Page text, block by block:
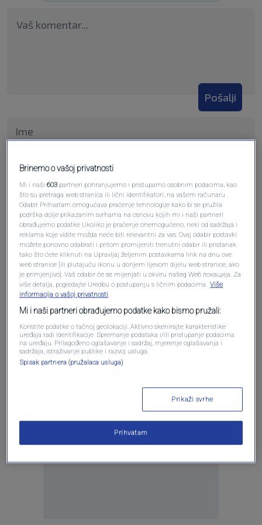
Pošalji
Pošalji komentar
Oglas
Brinemo o vašoj privatnosti
Mi i naši603 partneri pohranjujemo i pristupamo osobnim podacima, kao
što su pretraga web stranica ili lični identifikatori, na vašem računaru .
Odabir Prihvatam omogućava praćenje tehnologije kako bi se pružila
podrška dolje prikazanim svrhama na osnovu kojih mi i naši partneri
obrađujemo podatke Ukoliko je praćenje onemogućeno, neki od sadržaja i
reklama koje vidite možda neće biti relevantni za vas. Ovaj odabir postavki
možete ponovno odabrati i pritom promijeniti trenutni odabir ili pristanak
tako što ćete kliknuti na Upravljaj željenim postavkama link na dnu ove
web stranice [ili plutajuću ikonu u donjem lijevom dijelu web stranice, ako
je primjenjivo]. Vaš odabir će se mijenjati u okviru našeg Wеб локација. Za
više detalja, pogledajte Uredbu o postupanju s ličnim podacima. Više
informacija o vašoj privatnosti
Mi i naši partneri obrađujemo podatke kako bismo pružali:
Koristite podatke o tačnoj geolokaciji. Aktivno skenirajte karakteristike
uređaja radi identifikacije. Spremanje podataka i/ili pristupanje podacima
na uređaju. Prilagođeno oglašavanje i sadržaj, mjerenje oglašavanja i
sadržaja, istraživanje publike i razvoj usluga.
Spisak partnera (pružalaca usluga)
Prikaži svrhe
Prihvatam